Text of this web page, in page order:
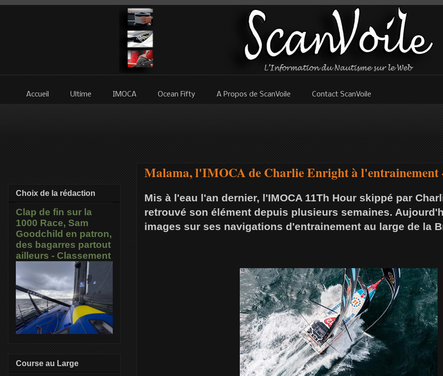
Accueil Ultime IMOCA Ocean Fifty A Propos de ScanVoile Contact ScanVoile
Malama, l'IMOCA de Charlie Enright à l'entrainement
Mis à l'eau l'an dernier, l'IMOCA 11Th Hour skippé par
retrouvé son élément depuis plusieurs semaines.
images sur ses navigations d'entrainement au large de la
Choix de la rédaction
Clap de fin sur la
1000 Race, Sam
Goodchild en patron,
des bagarres partout
ailleurs - Classement
Course au Large